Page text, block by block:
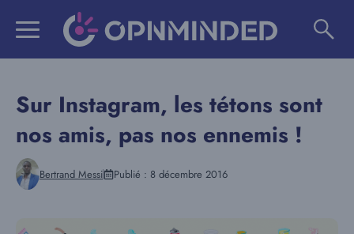
Sur Instagram, les tétons sont
nos amis, pas nos ennemis !
Bertrand Messi Publié : 8 décembre 2016